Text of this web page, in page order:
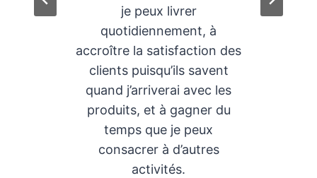
je peux livrer
quotidiennement, à
accroître la satisfaction des
clients puisqu’ils savent
quand j’arriverai avec les
produits, et à gagner du
temps que je peux
consacrer à d’autres
activités.